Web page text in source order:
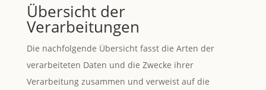
Übersicht der
Verarbeitungen
Die nachfolgende Übersicht fasst die Arten der
verarbeiteten Daten und die Zwecke ihrer
Verarbeitung zusammen und verweist auf die